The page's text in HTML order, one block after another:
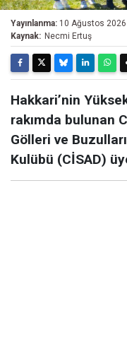
Yayınlanma: 10 Ağustos
Kaynak: Necmi Ertuş
Hakkari’nin
rakımda bulunan
Gölleri ve
Kulübü (CİSAD)